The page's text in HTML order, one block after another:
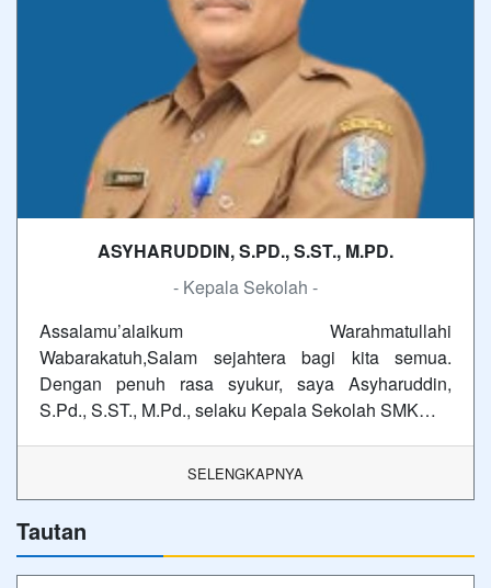
ASYHARUDDIN, S.PD., S.ST., M.PD.
- Kepala Sekolah -
Assalamu’alaikum Warahmatullahi
Wabarakatuh,Salam sejahtera bagi kita semua.
Dengan penuh rasa syukur, saya Asyharuddin,
S.Pd., S.ST., M.Pd., selaku Kepala Sekolah SMK…
SELENGKAPNYA
Tautan